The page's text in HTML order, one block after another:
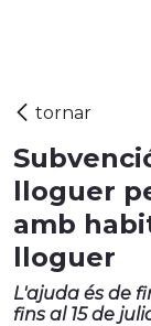
lloguer
amb
lloguer
L'ajuda és de
fins al 15 de